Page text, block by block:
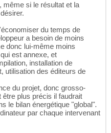
si le résultat et la
du temps de
a besoin de moins
donc lui-même moins
est annexe, et
installation de
utilisation des éditeurs de
du projet, donc grosso-
plus précis il faudrait
le bilan énergétique "global".
par chaque intervenant